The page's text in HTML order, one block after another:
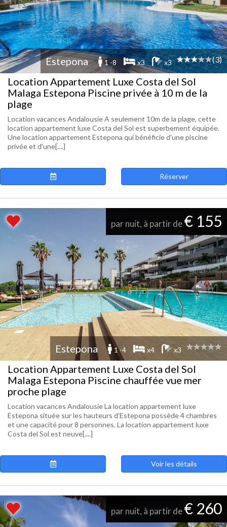
Estepona 1 -8 x3 x3 (3)
Location Appartement Luxe Costa del Sol
Malaga Estepona Piscine privée à 10 m de la
plage
Location vacances Andalousie A seulement 10m de la plage, cette
location appartement luxe Costa del Sol est superbement équipée.
Une location appartement Estepona qui bénéficie d'une piscine
privée et d'une[....]
Réserver
par nuit, à partir de€ 155
Estepona 1 -4 x4 x3
Location Appartement Luxe Costa del Sol
Malaga Estepona Piscine chauffée vue mer
proche plage
Location vacances Andalousie La location appartement luxe
Estepona située sur les hauteurs d'Estepona possède 4 chambres
et une capacité pour 8 personnes. La location appartement luxe
Costa del Sol est neuve[....]
Voir les détails
par nuit, à partir de€ 260